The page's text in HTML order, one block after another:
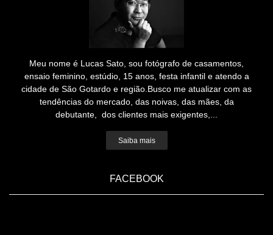
Meu nome é Lucas Sato, sou fotógrafo de casamentos,
ensaio feminino, estúdio, 15 anos, festa infantil e atendo a
cidade de São Gotardo e região.Busco me atualizar com as
tendências do mercado, das noivas, das mães, da
debutante, dos clientes mais exigentes,...
Saiba mais
FACEBOOK